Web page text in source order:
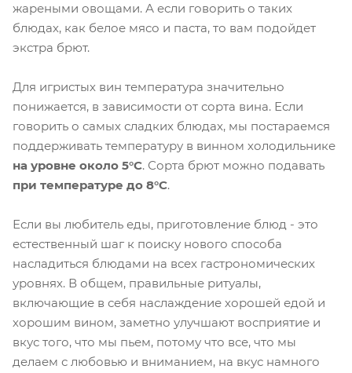
жареными овощами. А если говорить о таких
блюдах, как белое мясо и паста, то вам подойдет
экстра брют.
Для игристых вин температура значительно
понижается, в зависимости от сорта вина. Если
говорить о самых сладких блюдах, мы постараемся
поддерживать температуру в винном холодильнике
на уровне около 5°C. Сорта брют можно подавать
при температуре до 8°C.
Если вы любитель еды, приготовление блюд - это
естественный шаг к поиску нового способа
насладиться блюдами на всех гастрономических
уровнях. В общем, правильные ритуалы,
включающие в себя наслаждение хорошей едой и
хорошим вином, заметно улучшают восприятие и
вкус того, что мы пьем, потому что все, что мы
делаем с любовью и вниманием, на вкус намного